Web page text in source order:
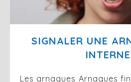
SIGNALER UNE
Les arnaques Arnaques